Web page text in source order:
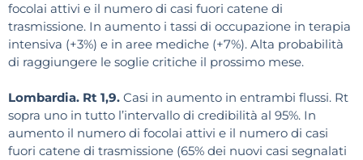
focolai attivi e il numero di casi fuori catene di
trasmissione. In aumento i tassi di occupazione in terapia
intensiva (+3%) e in aree mediche (+7%). Alta probabilità
di raggiungere le soglie critiche il prossimo mese.
Lombardia. Rt 1,9. Casi in aumento in entrambi flussi. Rt
sopra uno in tutto l’intervallo di credibilità al 95%. In
aumento il numero di focolai attivi e il numero di casi
fuori catene di trasmissione (65% dei nuovi casi segnalati